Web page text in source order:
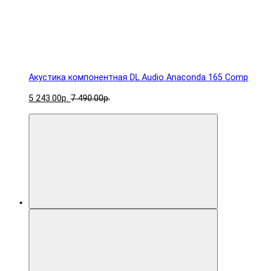
Акустика компонентная DL Audio Anaconda 165 Comp
5 243.00р. 7 490.00р.